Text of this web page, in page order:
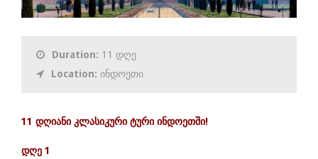
Duration: 11 დღე
Location: ინდოეთი
11 დღიანი კლასიკური ტური ინდოეთში!
დღე 1